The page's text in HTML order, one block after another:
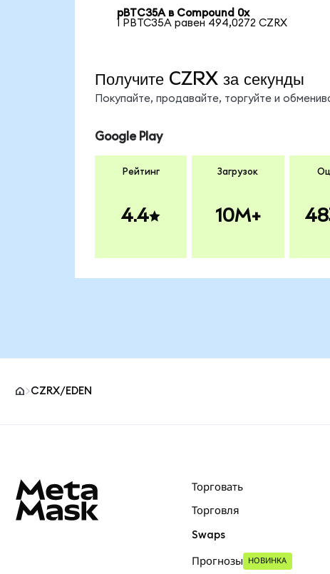
pBTC35A в Compound 0x
1 PBTC35A равен 494,0272 CZRX
Получите CZRX за секунды
Покупайте, продавайте, торгуйте и
Google Play
Рейтинг
4.4
Загрузок
10M+
CZRX/EDEN
Торговать
Торговля
Swaps
Прогнозы НОВИНКА